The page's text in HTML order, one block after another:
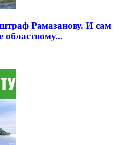
Рамазанову. И сам
областному...